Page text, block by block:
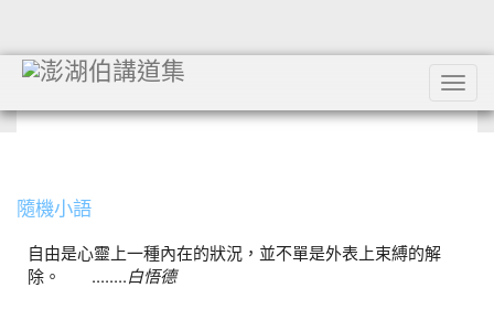
隨機小語
自由是心靈上一種內在的狀況，並不單是外表上束縛的解
除。 ........白悟德